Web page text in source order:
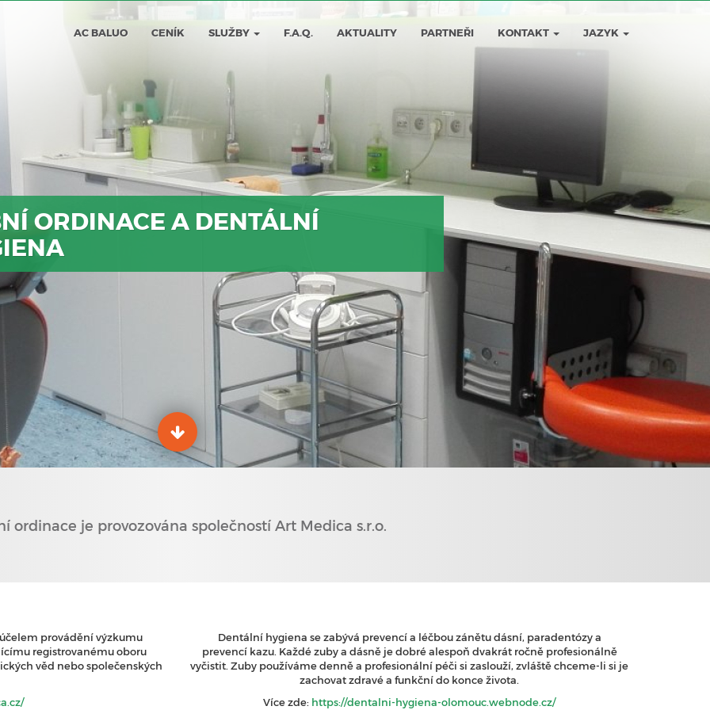
AC BALUO CENÍK SLUŽBY F.A.Q. AKTUALITY PARTNEŘI KONTAKT JAZYK
ORDINACE A DENTÁLNÍ
ordinace je provozována společností Art Medica s.r.o.
provádění výzkumu
registrovanému oboru
věd nebo společenských
Dentální hygiena se zabývá prevencí a léčbou zánětu dásní, paradentózy a
prevencí kazu. Každé zuby a dásně je dobré alespoň dvakrát ročně profesionálně
vyčistit. Zuby používáme denně a profesionální péči si zaslouží, zvláště chceme-li si je
zachovat zdravé a funkční do konce života.
Více zde: https://dentalni-hygiena-olomouc.webnode.cz/